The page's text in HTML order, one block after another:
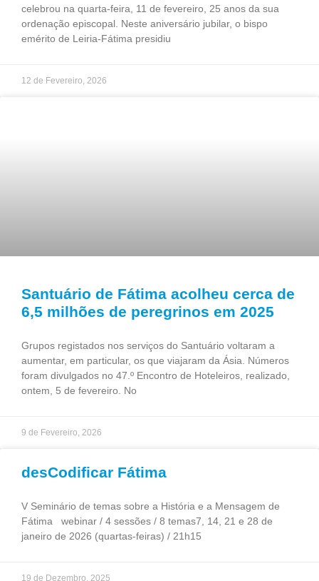
celebrou na quarta-feira, 11 de fevereiro, 25 anos da sua
ordenação episcopal. Neste aniversário jubilar, o bispo
emérito de Leiria-Fátima presidiu
12 de Fevereiro, 2026
Santuário de Fátima acolheu cerca de
6,5 milhões de peregrinos em 2025
Grupos registados nos serviços do Santuário voltaram a
aumentar, em particular, os que viajaram da Ásia. Números
foram divulgados no 47.º Encontro de Hoteleiros, realizado,
ontem, 5 de fevereiro. No
9 de Fevereiro, 2026
desCodificar Fátima
V Seminário de temas sobre a História e a Mensagem de
Fátima webinar / 4 sessões / 8 temas7, 14, 21 e 28 de
janeiro de 2026 (quartas-feiras) / 21h15
19 de Dezembro, 2025